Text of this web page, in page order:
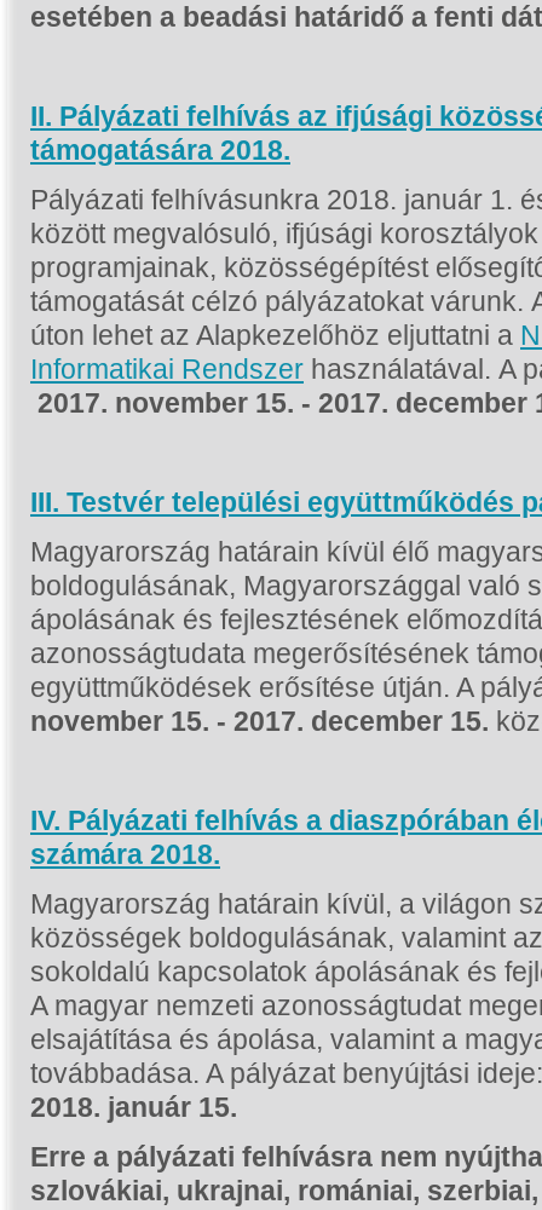
esetében a beadási határidő a fenti
II. Pályázati felhívás az ifjúsági
támogatására 2018.
Pályázati felhívásunkra 2018. január 1.
között megvalósuló, ifjúsági
programjainak, közösségépítést
támogatását célzó pályázatokat várunk.
úton lehet az Alapkezelőhöz eljuttatni a
Informatikai Rendszer használatával. A
2017. november 15. - 2017. december
III. Testvér települési együttműködés
Magyarország határain kívül élő
boldogulásának, Magyarországgal való
ápolásának és fejlesztésének
azonosságtudata megerősítésének
együttműködések erősítése útján. A
november 15. - 2017. december 15.
IV. Pályázati felhívás a diaszpórában
számára 2018.
Magyarország határain kívül, a világon
közösségek boldogulásának, valamint
sokoldalú kapcsolatok ápolásának és
A magyar nemzeti azonosságtudat
elsajátítása és ápolása, valamint a
továbbadása. A pályázat benyújtási
2018. január 15.
Erre a pályázati felhívásra nem
szlovákiai, ukrajnai, romániai,